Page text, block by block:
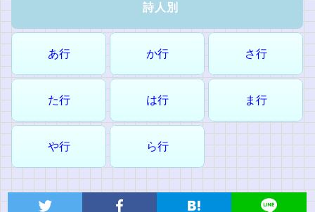
詩人別
あ行 か行 さ行
た行 は行 ま行
や行 ら行